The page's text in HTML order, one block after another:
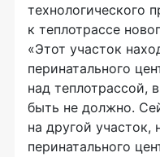
технологического
к теплотрассе
«Этот участок
перинатального
над теплотрассой,
быть не должно.
на другой
перинатального